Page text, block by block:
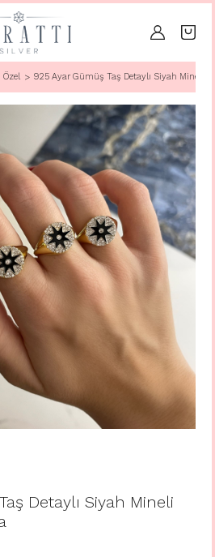
925 Ayar Gümüş Taş Detaylı Siyah Mineli
Detaylı Siyah Mineli